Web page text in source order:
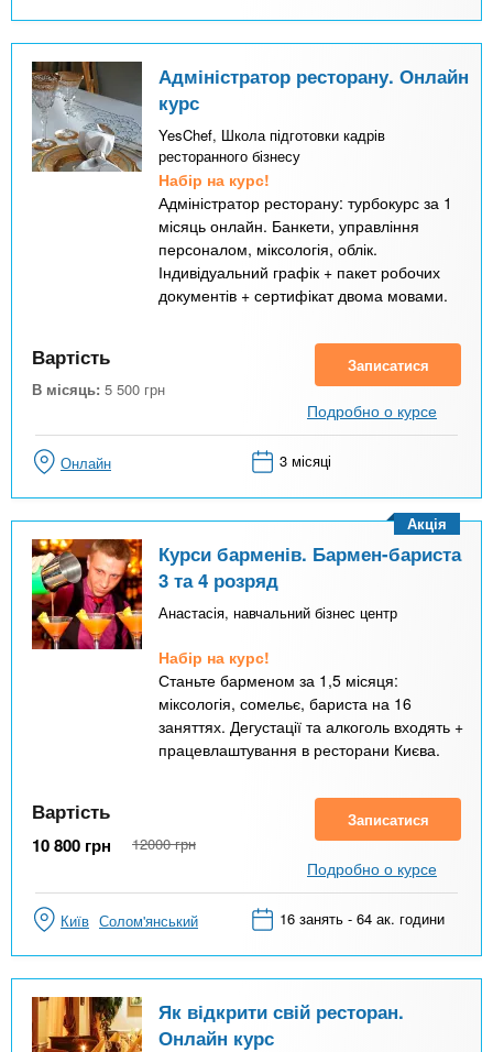
Адміністратор ресторану. Онлайн
курс
YesChef, Школа підготовки кадрів
ресторанного бізнесу
Набір на курс!
Адміністратор ресторану: турбокурс за 1
місяць онлайн. Банкети, управління
персоналом, міксологія, облік.
Індивідуальний графік + пакет робочих
документів + сертифікат двома мовами.
Вартість
В місяць: 5 500 грн
Записатися
Подробно о курсе
Онлайн 3 місяці
Курси барменів. Бармен-бариста
3 та 4 розряд
Анастасія, навчальний бізнес центр
Набір на курс!
Станьте барменом за 1,5 місяця:
міксологія, сомельє, бариста на 16
заняттях. Дегустації та алкоголь входять +
працевлаштування в ресторани Києва.
Акція
Вартість
10 800 грн 12000 грн
Записатися
Подробно о курсе
Київ Солом'янський 16 занять - 64 ак. години
Як відкрити свій ресторан.
Онлайн курс